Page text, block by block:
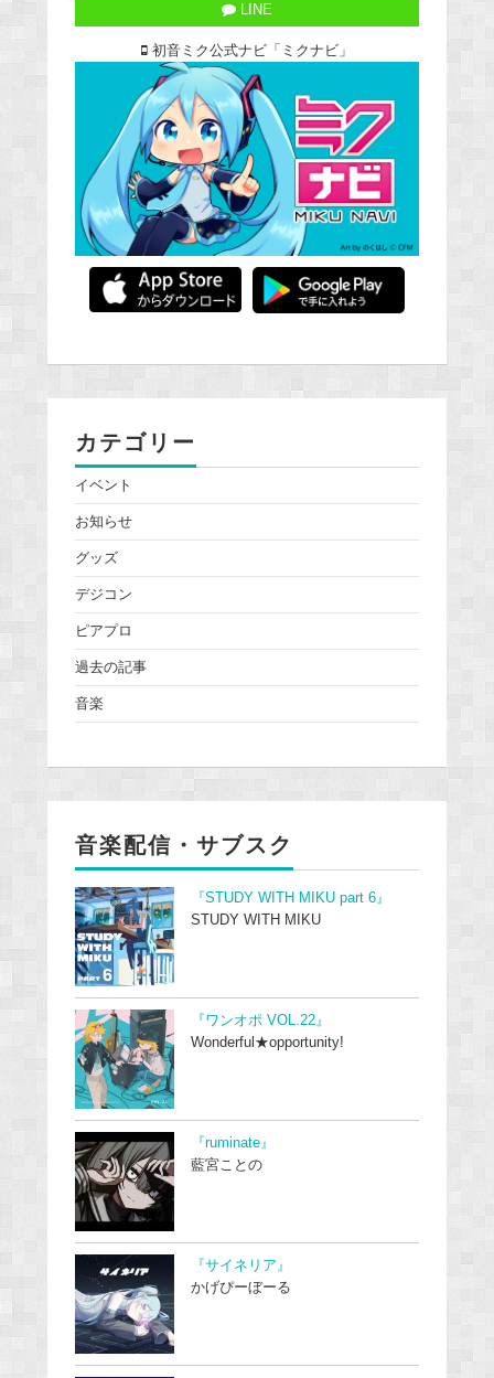
LINE
初音ミク公式ナビ「ミクナビ」
カテゴリー
イベント
お知らせ
グッズ
デジコン
ピアプロ
過去の記事
音楽
音楽配信・サブスク
『STUDY WITH MIKU part 6』
STUDY WITH MIKU
『ワンオポ VOL.22』
Wonderful★opportunity!
『ruminate』
藍宮ことの
『サイネリア』
かげぴーぼーる